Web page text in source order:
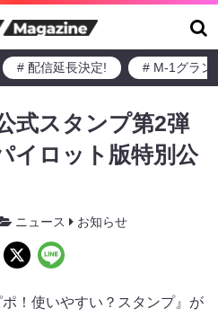
# 配信延長決定! # M-1グラン
式スタンプ第2弾
イロット版特別公
ニュース お知らせ
！使いやすい？スタンプ』が